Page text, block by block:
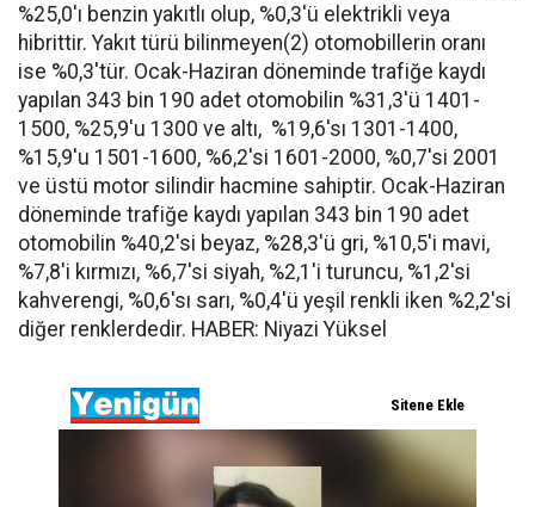
%25,0'ı benzin yakıtlı olup, %0,3'ü elektrikli veya
hibrittir. Yakıt türü bilinmeyen(2) otomobillerin oranı
ise %0,3'tür. Ocak-Haziran döneminde trafiğe kaydı
yapılan 343 bin 190 adet otomobilin %31,3'ü 1401-
1500, %25,9'u 1300 ve altı, %19,6'sı 1301-1400,
%15,9'u 1501-1600, %6,2'si 1601-2000, %0,7'si 2001
ve üstü motor silindir hacmine sahiptir. Ocak-Haziran
döneminde trafiğe kaydı yapılan 343 bin 190 adet
otomobilin %40,2'si beyaz, %28,3'ü gri, %10,5'i mavi,
%7,8'i kırmızı, %6,7'si siyah, %2,1'i turuncu, %1,2'si
kahverengi, %0,6'sı sarı, %0,4'ü yeşil renkli iken %2,2'si
diğer renklerdedir. HABER: Niyazi Yüksel